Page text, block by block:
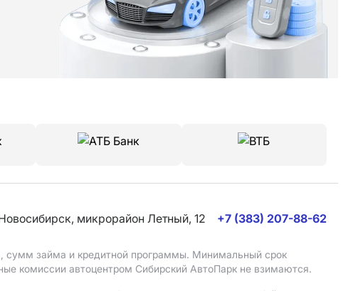
микрорайон Летный, 12 +7 (383) 207-88-62
сумм займа и кредитной программы. Минимальный срок
комиссии автоцентром Сибирский АвтоПарк не взимаются.